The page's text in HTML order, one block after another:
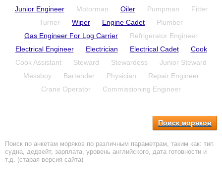
Junior Engineer
Motorman Oiler Pumpman
Fitter
Turner
Wiper Engine Cadet
Plumber
Gas Engineer For Lpg Carrier
Refrigerator Engineer
Electrical Engineer
Electrician Electrical Cadet
Cook
Cook Assistant
Steward Stewardess
Junior Steward
Messboy
Bartender Physician
Repair Engineer
Crane Operator
Commissioning Engineer
Поиск моряков
Поиск по анкетам моряков по различным параметрам, таким как: тип
судна, дедвейт, зарплата, уровень английского, дата готовности и
т.д. (старая версия сайта)